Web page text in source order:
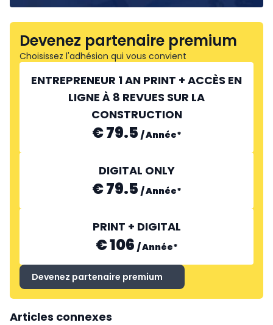
Devenez partenaire premium
Choisissez l'adhésion qui vous convient
ENTREPRENEUR 1 AN PRINT + ACCÈS EN
LIGNE À 8 REVUES SUR LA
CONSTRUCTION
€ 79.5 /Année*
DIGITAL ONLY
€ 79.5 /Année*
PRINT + DIGITAL
€ 106 /Année*
Devenez partenaire premium
Articles connexes